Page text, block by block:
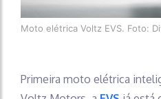
Moto elétrica Voltz EVS. Foto:
Primeira moto elétrica